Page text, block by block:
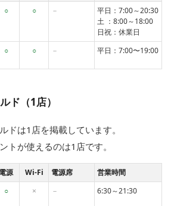
○ ○ －
平日：7:00～20:30
土 ：8:00～18:00
日祝：休業日
○ ○ － 平日：7:00〜19:00
ド（1店）
ドは1店を掲載しています。
トが使えるのは1店です。
電源 Wi-Fi 電源席 営業時間
○ × － 6:30～21:30